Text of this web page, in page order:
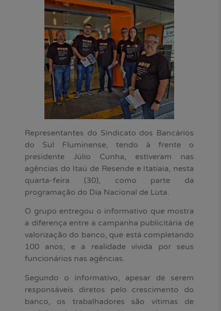
Representantes do Sindicato dos Bancários
do Sul Fluminense, tendo à frente o
presidente Júlio Cunha, estiveram nas
agências do Itaú de Resende e Itatiaia, nesta
quarta-feira (30), como parte da
programação do Dia Nacional de Luta.
O grupo entregou o informativo que mostra
a diferença entre a campanha publicitária de
valorização do banco, que está completando
100 anos, e a realidade vivida por seus
funcionários nas agências.
Segundo o informativo, apesar de serem
responsáveis diretos pelo crescimento do
banco, os trabalhadores são vítimas de